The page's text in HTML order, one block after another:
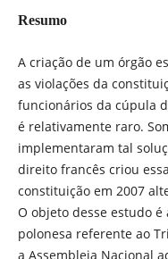
Resumo
A criação de um órgão
as violações da
funcionários da cúpula
é relativamente raro.
implementaram tal
direito francês criou
constituição em 2007
O objeto desse estudo
polonesa referente ao
a Assembleia Nacional